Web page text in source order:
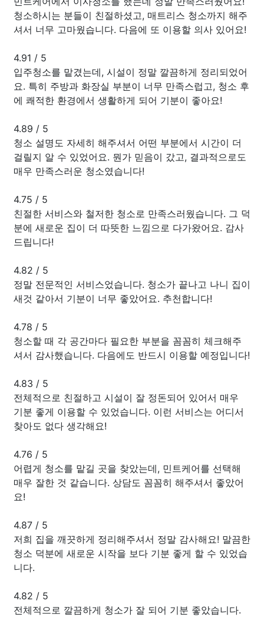
청소하시는 분들이 친절하셨고, 매트리스 청소까지 해주
셔서 너무 고마웠습니다. 다음에 또 이용할 의사 있어요!
4.91 / 5
입주청소를 맡겼는데, 시설이 정말 깔끔하게 정리되었어
요. 특히 주방과 화장실 부분이 너무 만족스럽고, 청소 후
에 쾌적한 환경에서 생활하게 되어 기분이 좋아요!
4.89 / 5
청소 설명도 자세히 해주셔서 어떤 부분에서 시간이 더
걸릴지 알 수 있었어요. 뭔가 믿음이 갔고, 결과적으로도
매우 만족스러운 청소였습니다!
4.75 / 5
친절한 서비스와 철저한 청소로 만족스러웠습니다. 그 덕
분에 새로운 집이 더 따뜻한 느낌으로 다가왔어요. 감사
드립니다!
4.82 / 5
정말 전문적인 서비스었습니다. 청소가 끝나고 나니 집이
새것 같아서 기분이 너무 좋았어요. 추천합니다!
4.78 / 5
청소할 때 각 공간마다 필요한 부분을 꼼꼼히 체크해주
셔서 감사했습니다. 다음에도 반드시 이용할 예정입니다!
4.83 / 5
전체적으로 친절하고 시설이 잘 정돈되어 있어서 매우
기분 좋게 이용할 수 있었습니다. 이런 서비스는 어디서
찾아도 없다 생각해요!
4.76 / 5
어렵게 청소를 맡길 곳을 찾았는데, 민트케어를 선택해
매우 잘한 것 같습니다. 상담도 꼼꼼히 해주셔서 좋았어
요!
4.87 / 5
저희 집을 깨끗하게 정리해주셔서 정말 감사해요! 말끔한
청소 덕분에 새로운 시작을 보다 기분 좋게 할 수 있었습
니다.
4.82 / 5
전체적으로 깔끔하게 청소가 잘 되어 기분 좋았습니다.